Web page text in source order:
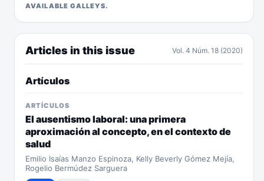
AVAILABLE GALLEYS.
Articles in this issue Vol. 4 Núm. 18 (2020)
Artículos
ARTÍCULOS
El ausentismo laboral: una primera
aproximación al concepto, en el contexto de
salud
Emilio Isaías Manzo Espinoza, Kelly Beverly Gómez Mejía,
Rogelio Bermúdez Sarguera